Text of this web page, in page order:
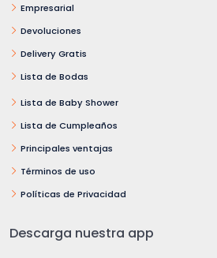
Empresarial
Devoluciones
Delivery Gratis
Lista de Bodas
Lista de Baby Shower
Lista de Cumpleaños
Principales ventajas
Términos de uso
Políticas de Privacidad
Descarga nuestra app